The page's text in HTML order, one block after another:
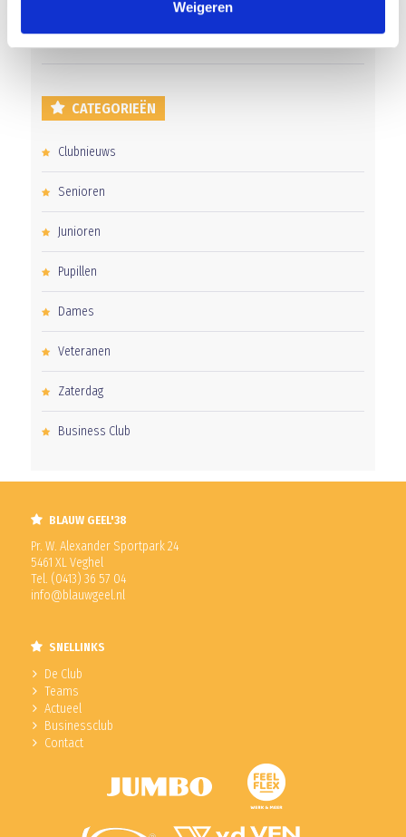
Weigeren
CATEGORIEËN
Clubnieuws
Senioren
Junioren
Pupillen
Dames
Veteranen
Zaterdag
Business Club
BLAUW GEEL'38
Pr. W. Alexander Sportpark 24
5461 XL Veghel
Tel. (0413) 36 57 04
info@blauwgeel.nl
SNELLINKS
De Club
Teams
Actueel
Businessclub
Contact